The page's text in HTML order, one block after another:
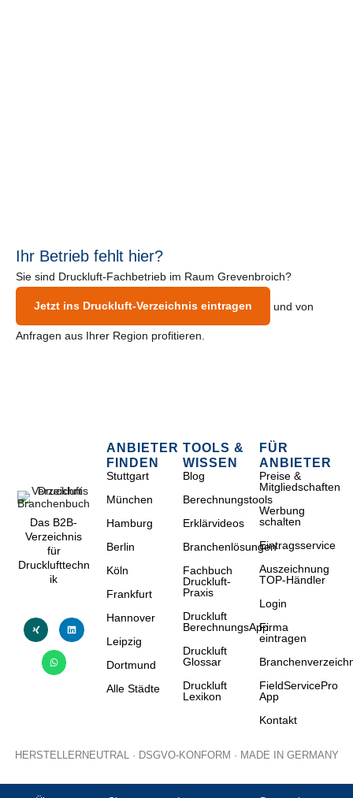
Ihr Betrieb fehlt hier?
Sie sind Druckluft-Fachbetrieb im Raum Grevenbroich?
Jetzt ins Druckluft-Verzeichnis eintragen und von
Anfragen aus Ihrer Region profitieren.
Das B2B-
Verzeichnis
für
Drucklufttechn
ik
ANBIETER
FINDEN
Stuttgart
München
Hamburg
Berlin
Köln
Frankfurt
Hannover
Leipzig
Dortmund
Alle Städte
TOOLS &
WISSEN
Blog
Berechnungstools
Erklärvideos
Branchenlösungen
Fachbuch
Druckluft-
Praxis
Druckluft
BerechnungsApp
Druckluft
Glossar
Druckluft
Lexikon
FÜR
ANBIETER
Preise &
Mitgliedschaften
Werbung
schalten
Eintragsservice
Auszeichnung
TOP-Händler
Login
Firma
eintragen
FieldServicePro
App
Kontakt
HERSTELLERNEUTRAL · DSGVO-KONFORM · MADE IN GERMANY